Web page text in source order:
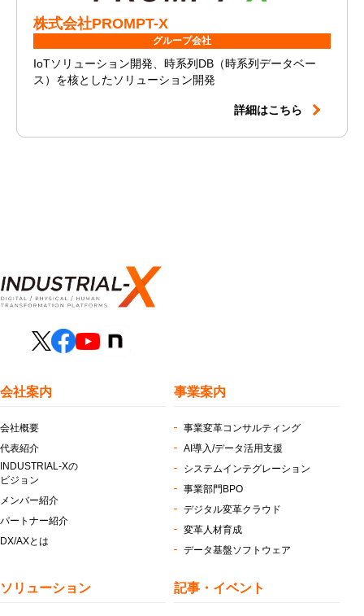
株式会社PROMPT-X
グループ会社
IoTソリューション開発、時系列DB（時系列データベー
ス）を核としたソリューション開発
詳細はこちら
会社案内
会社概要
代表紹介
INDUSTRIAL-Xの
ビジョン
メンバー紹介
パートナー紹介
DX/AXとは
事業案内
事業変革コンサルティング
AI導入/データ活用支援
システムインテグレーション
事業部門BPO
デジタル変革クラウド
変革人材育成
データ基盤ソフトウェア
ソリューション 記事・イベント